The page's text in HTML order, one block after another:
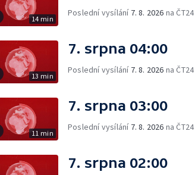
14 min
Poslední vysílání 7. 8. 2026 na ČT24
13 min
7. srpna 04:00
Poslední vysílání 7. 8. 2026 na ČT24
11 min
7. srpna 03:00
Poslední vysílání 7. 8. 2026 na ČT24
7. srpna 02:00